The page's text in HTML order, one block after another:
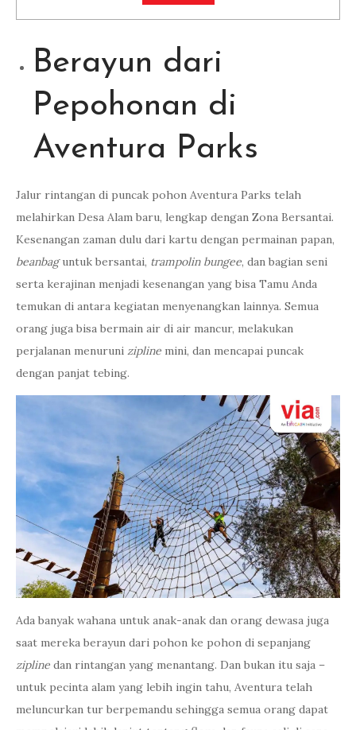
Berayun dari
Pepohonan di
Aventura Parks
Jalur rintangan di puncak pohon Aventura Parks telah
melahirkan Desa Alam baru, lengkap dengan Zona Bersantai.
Kesenangan zaman dulu dari kartu dengan permainan papan,
beanbaguntuk bersantai, trampolin bungee, dan bagian seni
serta kerajinan menjadi kesenangan yang bisa Tamu Anda
temukan di antara kegiatan menyenangkan lainnya. Semua
orang juga bisa bermain air di air mancur, melakukan
perjalanan menuruni zipline mini, dan mencapai puncak
dengan panjat tebing.
Ada banyak wahana untuk anak-anak dan orang dewasa juga
saat mereka berayun dari pohon ke pohon di sepanjang
zipline dan rintangan yang menantang. Dan bukan itu saja –
untuk pecinta alam yang lebih ingin tahu, Aventura telah
meluncurkan tur berpemandu sehingga semua orang dapat